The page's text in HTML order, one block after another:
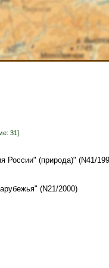
31]
России" (природа)" (N41/
(N21/2000)